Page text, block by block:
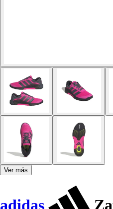
Ver más
adidas